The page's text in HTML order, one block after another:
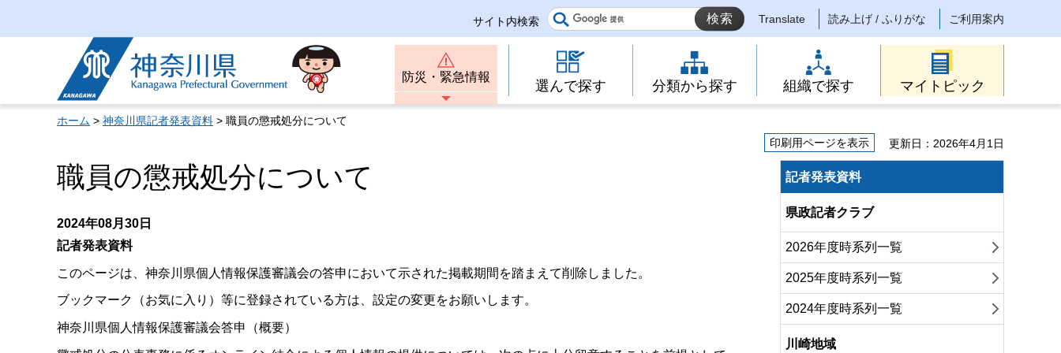
サイト内検索 Translate 読み上げ / ふりがな ご利用案内
神奈川県
防災・緊急情報
選んで探す 分類から探す 組織で探す マイトピック
ホーム > 神奈川県記者発表資料 > 職員の懲戒処分について
印刷用ページを表示
更新日：2026年4月1日
職員の懲戒処分について
2024年08月30日
記者発表資料
このページは、神奈川県個人情報保護審議会の答申において示された掲載期間を踏まえて削除しました。
ブックマーク（お気に入り）等に登録されている方は、設定の変更をお願いします。
神奈川県個人情報保護審議会答申（概要）
記者発表資料
県政記者クラブ
2026年度時系列一覧
2025年度時系列一覧
2024年度時系列一覧
川崎地域